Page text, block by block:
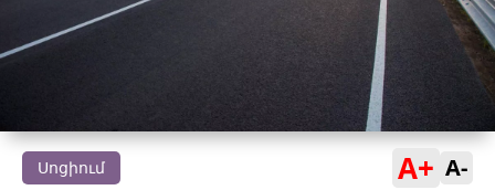
Սոցիում A+ A-